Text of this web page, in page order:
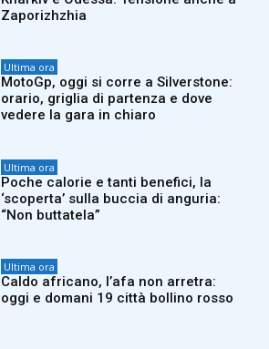
Zaporizhzhia
Ultima ora
MotoGp, oggi si corre a Silverstone:
orario, griglia di partenza e dove
vedere la gara in chiaro
Ultima ora
Poche calorie e tanti benefici, la
‘scoperta’ sulla buccia di anguria:
“Non buttatela”
Ultima ora
Caldo africano, l’afa non arretra:
oggi e domani 19 città bollino rosso